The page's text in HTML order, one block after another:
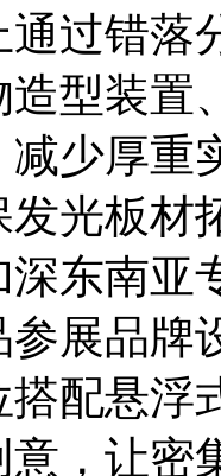
过错落
型装置
少厚重
光板材
东南亚
展品牌
配悬浮
，让密